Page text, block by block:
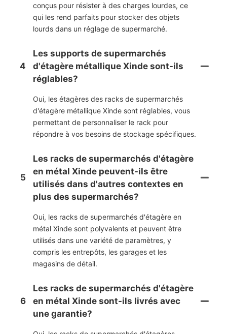
conçus pour résister à des charges lourdes, ce
qui les rend parfaits pour stocker des objets
lourds dans un réglage de supermarché.
4
Les supports de supermarchés
d'étagère métallique Xinde sont-ils
réglables?
Oui, les étagères des racks de supermarchés
d'étagère métallique Xinde sont réglables, vous
permettant de personnaliser le rack pour
répondre à vos besoins de stockage spécifiques.
5
Les racks de supermarchés d'étagère
en métal Xinde peuvent-ils être
utilisés dans d'autres contextes en
plus des supermarchés?
Oui, les racks de supermarchés d'étagère en
métal Xinde sont polyvalents et peuvent être
utilisés dans une variété de paramètres, y
compris les entrepôts, les garages et les
magasins de détail.
6
Les racks de supermarchés d'étagère
en métal Xinde sont-ils livrés avec
une garantie?